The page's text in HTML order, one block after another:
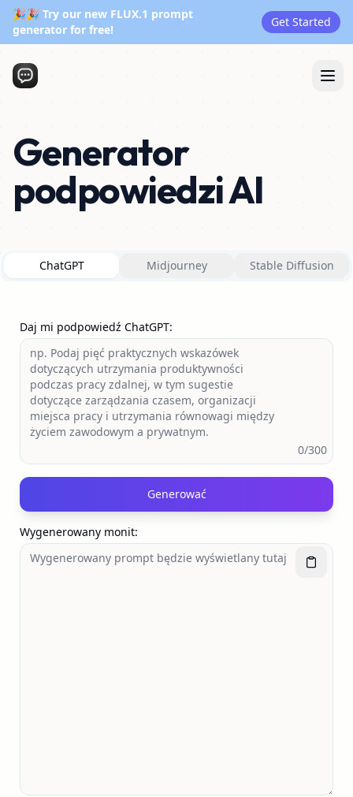
🎉🎉 Try our new FLUX.1 prompt
generator for free!
Get Started
Generator
podpowiedzi AI
ChatGPT Midjourney Stable Diffusion
Daj mi podpowiedź ChatGPT:
0/300
Generować
Wygenerowany monit: